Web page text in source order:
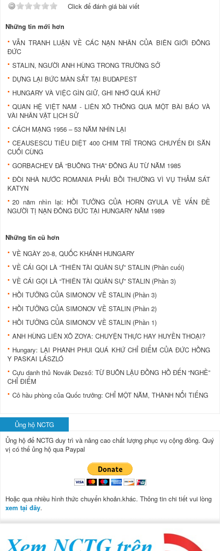
Click để đánh giá bài viết
Những tin mới hơn
VẪN TRANH LUẬN VỀ CÁC NẠN NHÂN CỦA BIÊN GIỚI ĐÔNG
ĐỨC
STALIN, NGƯỜI ANH HÙNG TRONG TRƯỜNG SỞ
DỰNG LẠI BỨC MÀN SẮT TẠI BUDAPEST
HUNGARY VÀ VIỆC GÌN GIỮ, GHI NHỚ QUÁ KHỨ
QUAN HỆ VIỆT NAM - LIÊN XÔ THÔNG QUA MỘT BÀI BÁO VÀ
VÀI NHÂN VẬT LỊCH SỬ
CÁCH MẠNG 1956 – 53 NĂM NHÌN LẠI
CEAUSESCU TIÊU DIỆT 400 CHIM TRĨ TRONG CHUYẾN ĐI SĂN
CUỐI CÙNG
GORBACHEV ĐÃ “BUÔNG THA” ĐÔNG ÂU TỪ NĂM 1985
ĐÒI NHÀ NƯỚC ROMANIA PHẢI BỒI THƯỜNG VÌ VỤ THẢM SÁT
KATYN
20 năm nhìn lại: HỒI TƯỞNG CỦA HORN GYULA VỀ VẤN ĐỀ
NGƯỜI TỊ NẠN ĐÔNG ĐỨC TẠI HUNGARY NĂM 1989
Những tin cũ hơn
VỀ NGÀY 20-8, QUỐC KHÁNH HUNGARY
VỀ CÁI GỌI LÀ “THIÊN TÀI QUÂN SỰ” STALIN (Phần cuối)
VỀ CÁI GỌI LÀ “THIÊN TÀI QUÂN SỰ” STALIN (Phần 3)
HỒI TƯỞNG CỦA SIMONOV VỀ STALIN (Phần 3)
HỒI TƯỞNG CỦA SIMONOV VỀ STALIN (Phần 2)
HỒI TƯỞNG CỦA SIMONOV VỀ STALIN (Phần 1)
ANH HÙNG LIÊN XÔ ZOYA: CHUYỆN THỰC HAY HUYỀN THOẠI?
Hungary: LẠI PHANH PHUI QUÁ KHỨ CHỈ ĐIỂM CỦA ĐỨC HỒNG
Y PASKAI LÁSZLÓ
Cựu danh thủ Novák Dezső: TỪ BUÔN LẬU ÐỒNG HỒ ÐẾN “NGHỀ”
CHỈ ÐIỂM
Cô hầu phòng của Quốc trưởng: CHỈ MỘT NĂM, THÀNH NỔI TIẾNG
Ủng hộ NCTG
Ủng hộ để NCTG duy trì và nâng cao chất lượng phục vụ cộng đồng. Quý
vị có thể ủng hộ qua Paypal
Hoặc qua nhiều hình thức chuyển khoản.khác. Thông tin chi tiết vui lòng
xem tại đây.